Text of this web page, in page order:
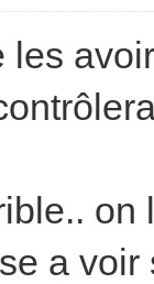
les
a